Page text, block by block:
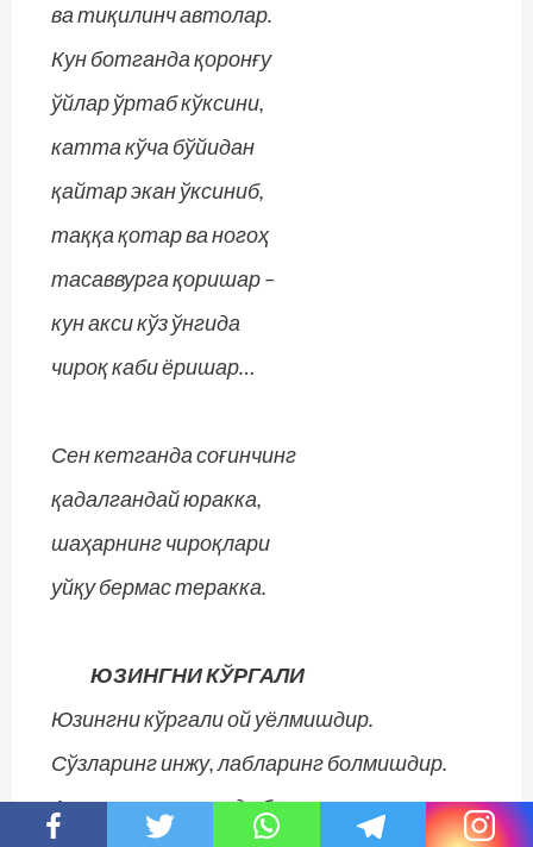
ва тиқилинч автолар.
Кун ботганда қоронғу
ўйлар ўртаб кўксини,
катта кўча бўйидан
қайтар экан ўксиниб,
таққа қотар ва ногоҳ
тасаввурга қоришар –
кун акси кўз ўнгида
чироқ каби ёришар…
Сен кетганда соғинчинг
қадалгандай юракка,
шаҳарнинг чироқлари
уйқу бермас теракка.
ЮЗИНГНИ КЎРГАЛИ
Юзингни кўргали ой уёлмишдир.
Сўзларинг инжу, лабларинг болмишдир.
Агарки ҳусн мулкида баҳс этсалар,